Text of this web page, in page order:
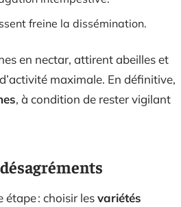
freine la dissémination.
en nectar, attirent abeilles et
maximale. En définitive,
, à condition de rester vigilant
étape : choisir lesvariétés